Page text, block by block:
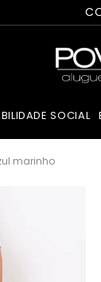
SOCIAL
marinho